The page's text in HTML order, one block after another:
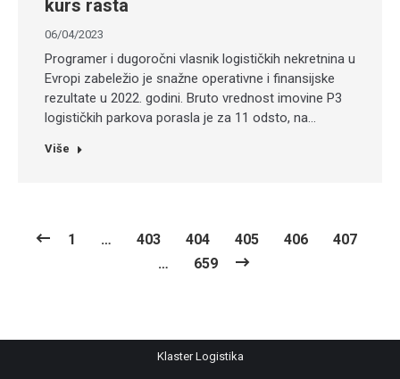
kurs rasta
06/04/2023
Programer i dugoročni vlasnik logističkih nekretnina u
Evropi zabeležio je snažne operativne i finansijske
rezultate u 2022. godini. Bruto vrednost imovine P3
logističkih parkova porasla je za 11 odsto, na…
Više
1 … 403 404 405 406
407
…
659
Klaster Logistika